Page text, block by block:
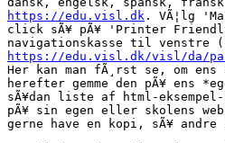
https://edu.visl.dk . VÃ¦lg
click sÃ¥ pÃ¥ 'Printer
https://edu.visl.dk/visl/da/
Her kan man fÃ¸rst se, om
herefter gemme den pÃ¥ ens
sÃ¥dan liste af html-
pÃ¥ sin egen eller skolens
gerne have en kopi, sÃ¥